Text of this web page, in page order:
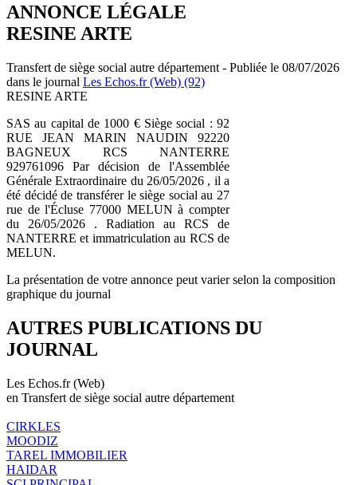
ANNONCE LÉGALE
RESINE ARTE
Transfert de siège social autre département - Publiée le 08/07/2026
dans le journal Les Echos.fr (Web) (92)
RESINE ARTE
SAS au capital de 1000 € Siège social : 92
RUE JEAN MARIN NAUDIN 92220
BAGNEUX RCS NANTERRE
929761096 Par décision de l'Assemblée
Générale Extraordinaire du 26/05/2026 , il a
été décidé de transférer le siège social au 27
rue de l'Écluse 77000 MELUN à compter
du 26/05/2026 . Radiation au RCS de
NANTERRE et immatriculation au RCS de
MELUN.
La présentation de votre annonce peut varier selon la composition
graphique du journal
AUTRES PUBLICATIONS DU
JOURNAL
Les Echos.fr (Web)
en Transfert de siège social autre département
CIRKLES
MOODIZ
TAREL IMMOBILIER
HAIDAR